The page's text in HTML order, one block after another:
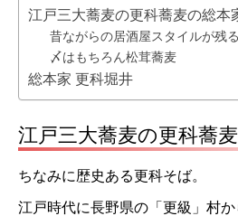
江戸三大蕎麦の更科蕎麦の総本
昔ながらの居酒屋スタイルが残
〆はもちろん松茸蕎麦
総本家 更科堀井
江戸三大蕎麦の更科蕎
ちなみに歴史ある更科そば。
江戸時代に長野県の「更級」村